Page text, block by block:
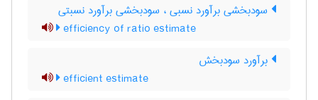
سودبخشی برآورد نسبی ، سودبخشی برآورد نسبتی
efficiency of ratio estimate
برآورد سودبخش
efficient estimate